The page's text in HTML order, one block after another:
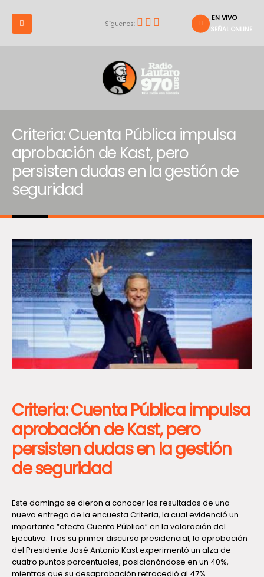
Síguenos:
EN VIVO
SEÑAL ONLINE
Criteria: Cuenta Pública impulsa
aprobación de Kast, pero
persisten dudas en la gestión de
seguridad
Criteria: Cuenta Pública impulsa
aprobación de Kast, pero
persisten dudas en la gestión
de seguridad
Este domingo se dieron a conocer los resultados de una
nueva entrega de la encuesta Criteria, la cual evidenció un
importante “efecto Cuenta Pública” en la valoración del
Ejecutivo. Tras su primer discurso presidencial, la aprobación
del Presidente José Antonio Kast experimentó un alza de
cuatro puntos porcentuales, posicionándose en un 40%,
mientras que su desaprobación retrocedió al 47%.